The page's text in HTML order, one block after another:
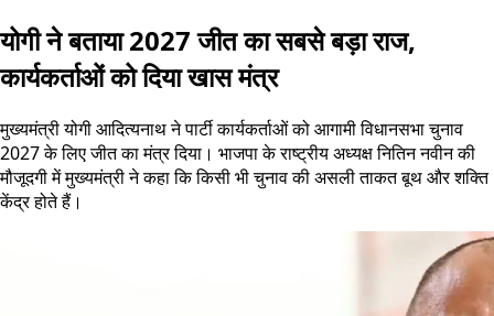
योगी ने बताया 2027 जीत का सबसे बड़ा राज,
कार्यकर्ताओं को दिया खास मंत्र
मुख्यमंत्री योगी आदित्यनाथ ने पार्टी कार्यकर्ताओं को आगामी विधानसभा चुनाव
2027 के लिए जीत का मंत्र दिया। भाजपा के राष्ट्रीय अध्यक्ष नितिन नवीन की
मौजूदगी में मुख्यमंत्री ने कहा कि किसी भी चुनाव की असली ताकत बूथ और शक्ति
केंद्र होते हैं।